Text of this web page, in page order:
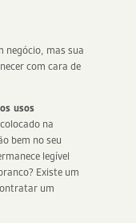
negócio, mas sua
com cara de
usos
na
bem no seu
legível
Existe um
um